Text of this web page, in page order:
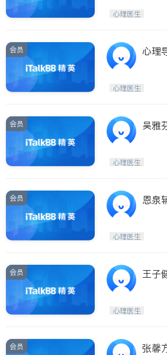
Santa Barbara &
心理医生
会员 心理
心理医生
会员
吴雅
心理医生
会员 恩泉
心理医生
会员 王子
心理医生
会员 张馨